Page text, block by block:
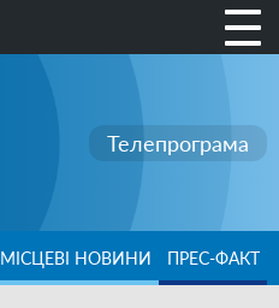
Телепрограма
МІСЦЕВІ НОВИНИ ПРЕС-ФАКТ